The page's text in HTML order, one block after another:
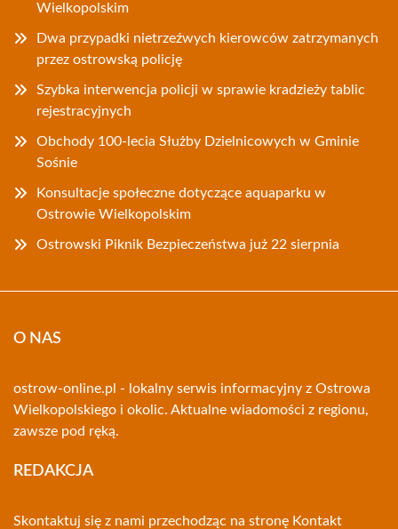
Wielkopolskim
Dwa przypadki nietrzeźwych kierowców zatrzymanych
przez ostrowską policję
Szybka interwencja policji w sprawie kradzieży tablic
rejestracyjnych
Obchody 100-lecia Służby Dzielnicowych w Gminie
Sośnie
Konsultacje społeczne dotyczące aquaparku w
Ostrowie Wielkopolskim
Ostrowski Piknik Bezpieczeństwa już 22 sierpnia
O NAS
ostrow-online.pl - lokalny serwis informacyjny z Ostrowa
Wielkopolskiego i okolic. Aktualne wiadomości z regionu,
zawsze pod ręką.
REDAKCJA
Skontaktuj się z nami przechodząc na stronę Kontakt